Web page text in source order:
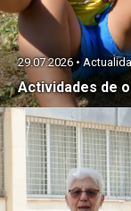
Actividades de
29.07.2026 •